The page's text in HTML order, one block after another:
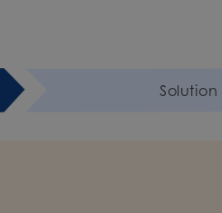
Solution